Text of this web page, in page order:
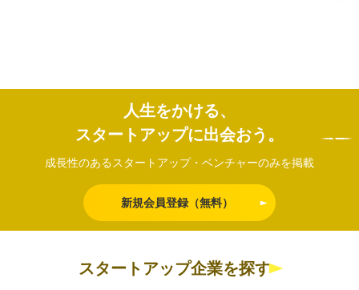
人生をかける、
スタートアップに出会おう。
成長性のあるスタートアップ・ベンチャーのみを掲載
新規会員登録（無料）
スタートアップ企業を探す